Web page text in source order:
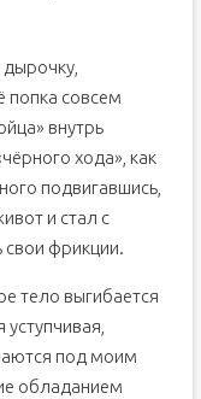
попка совсем
внутрь
хода», как
подвигавшись,
и стал с
фрикции.
тело выгибается
под моим
обладанием